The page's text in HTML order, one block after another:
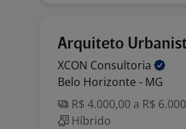
Arquiteto
XCON Consultoria
Belo Horizonte - MG
R$ 4.000,00 a R$
Híbrido